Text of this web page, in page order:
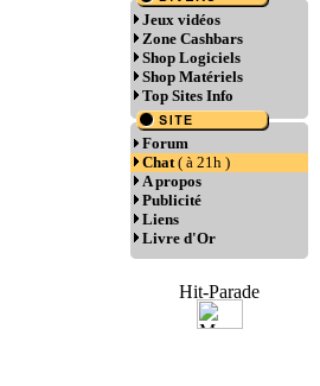
Jeux vidéos
Zone Cashbars
Shop Logiciels
Shop Matériels
Top Sites Info
Forum
Chat( à 21h )
A propos
Publicité
Liens
Livre d'Or